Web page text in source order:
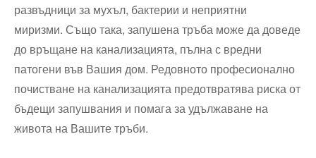
развъдници за мухъл, бактерии и неприятни
миризми. Също така, запушена тръба може да доведе
до връщане на канализацията, пълна с вредни
патогени във Вашия дом. Редовното професионално
почистване на канализацията предотвратява риска от
бъдещи запушвания и помага за удължаване на
живота на Вашите тръби.